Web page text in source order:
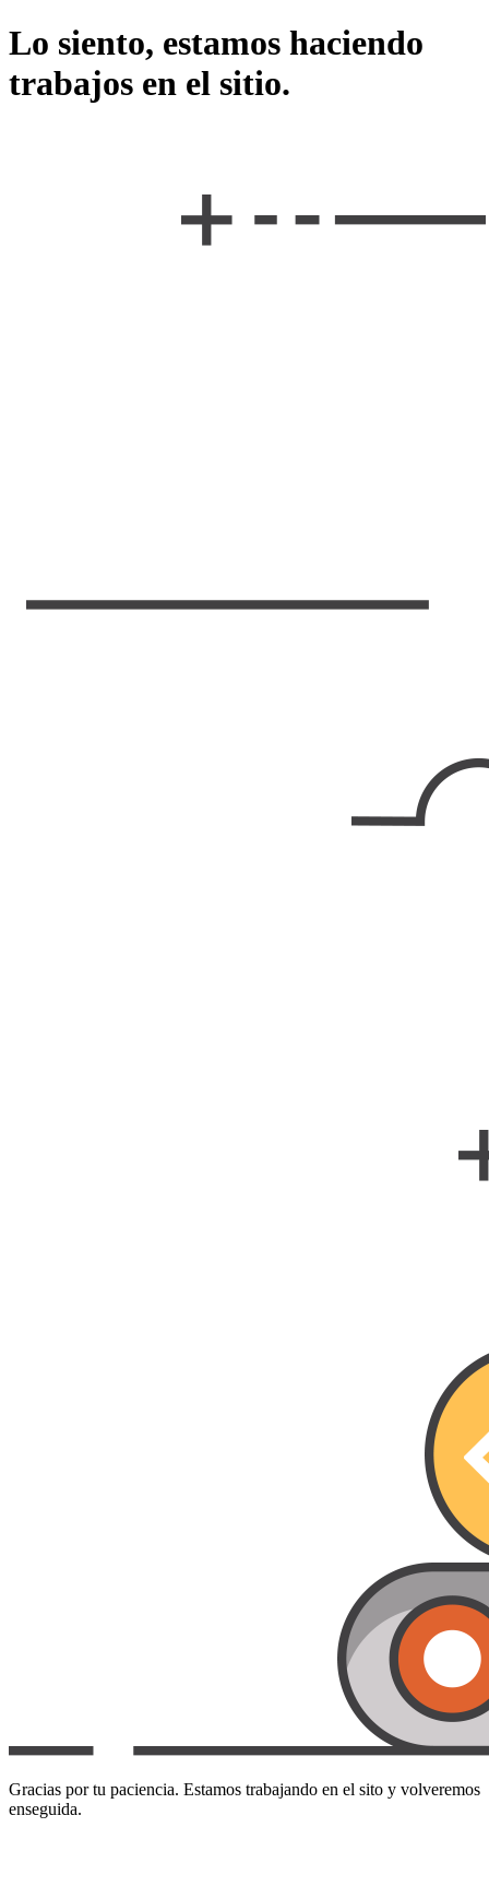
Lo siento, estamos haciendo
trabajos en el sitio.
Gracias por tu paciencia. Estamos trabajando en el sito y volveremos
enseguida.